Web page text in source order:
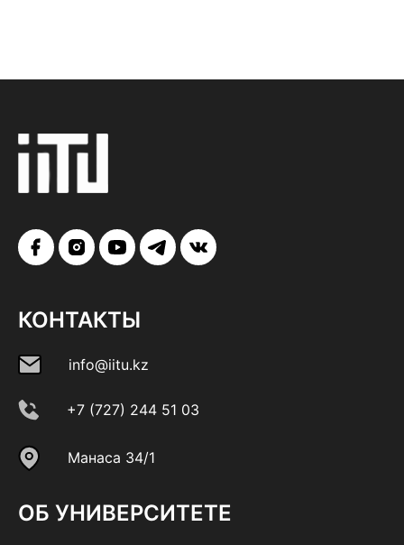
КОНТАКТЫ
info@iitu.kz
+7 (727) 244 51 03
Манаса 34/1
ОБ УНИВЕРСИТЕТЕ